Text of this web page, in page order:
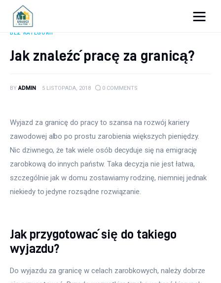
Prowadzenie firmy
Atrakcje
Prawo
BEZ KATEGORII
Jak znaleźć pracę za granicą?
BY ADMIN 5 LISTOPADA, 2018 0 COMMENTS
Wyjazd za granicę do pracy to szansa na rozwój kariery
zawodowej albo po prostu zarobienia większych pieniędzy.
Nic dziwnego, że tak wiele osób decyduje się na emigrację
zarobkową do innych państw. Taka decyzja nie jest łatwa,
szczególnie jak w domu zostawiamy rodzinę, niemniej jednak
niekiedy to jedyne rozsądne rozwiązanie.
Jak przygotować się do takiego
wyjazdu?
Do wyjazdu za granicę w celach zarobkowych, należy dobrze